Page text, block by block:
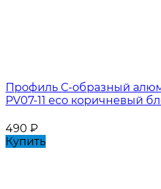
Профиль С-образный
PV07-11 eco коричневый
490 ₽
Купить